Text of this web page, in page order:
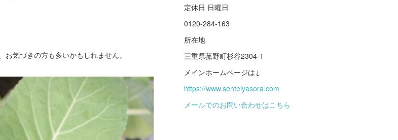
気づきの方も多いかもしれません。
定休日 日曜日
0120-284-163
所在地
三重県菰野町杉谷2304-1
メインホームページは↓
https://www.senteiyasora.com
メールでのお問い合わせはこちら